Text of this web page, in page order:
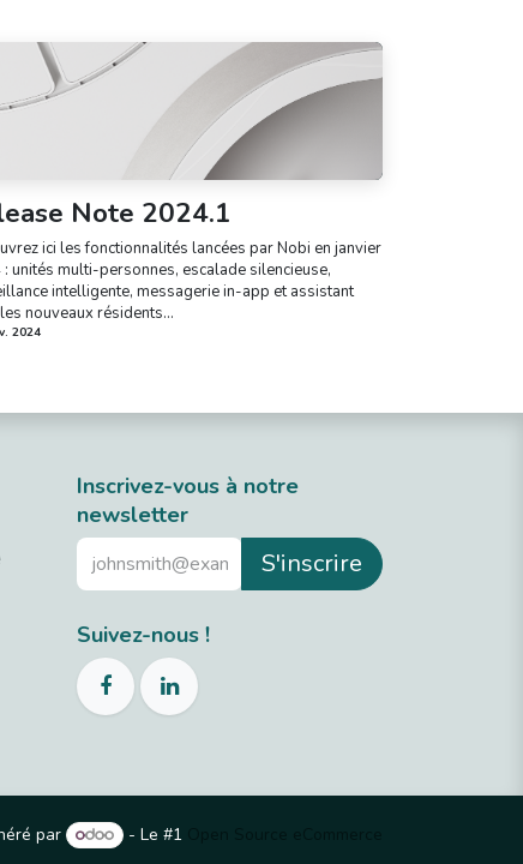
Note 2024.1
ici les fonctionnalités lancées par Nobi en janvier
unités multi-personnes, escalade silencieuse,
intelligente, messagerie in-app et assistant
nouveaux résidents...
2024
Inscrivez-vous à notre
newsletter​
S'inscrire
Suivez-nous !
par - Le #1